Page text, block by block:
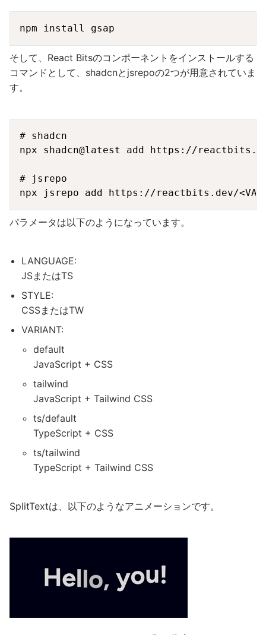
そして、React Bitsのコンポーネントをインストールする
コマンドとして、shadcnとjsrepoの2つが用意されていま
す。
# shadcn
npx shadcn@latest add https://
# jsrepo
パラメータは以下のようになっています。
LANGUAGE:
JSまたはTS
STYLE:
CSSまたはTW
VARIANT:
default
JavaScript + CSS
tailwind
JavaScript + Tailwind CSS
ts/default
TypeScript + CSS
ts/tailwind
TypeScript + Tailwind CSS
SplitTextは、以下のようなアニメーションです。